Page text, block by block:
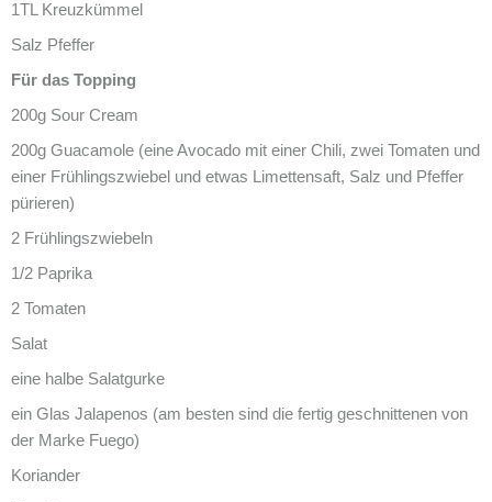
1TL Kreuzkümmel
Salz Pfeffer
Für das Topping
200g Sour Cream
200g Guacamole (eine Avocado mit einer Chili, zwei Tomaten und
einer Frühlingszwiebel und etwas Limettensaft, Salz und Pfeffer
pürieren)
2 Frühlingszwiebeln
1/2 Paprika
2 Tomaten
Salat
eine halbe Salatgurke
ein Glas Jalapenos (am besten sind die fertig geschnittenen von
der Marke Fuego)
Koriander